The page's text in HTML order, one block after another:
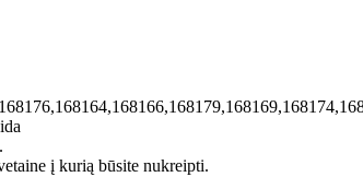
į kurią būsite nukreipti.